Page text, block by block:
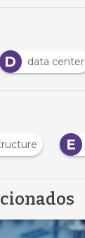
D data center
E